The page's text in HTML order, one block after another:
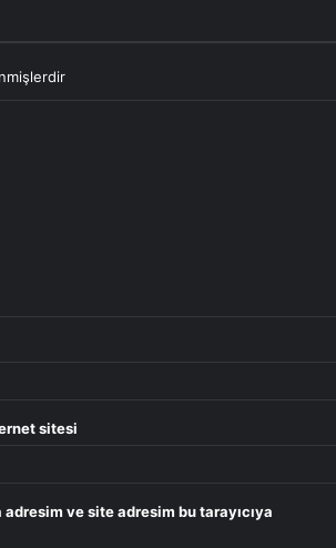
sitesi
ve site adresim bu tarayıcıya